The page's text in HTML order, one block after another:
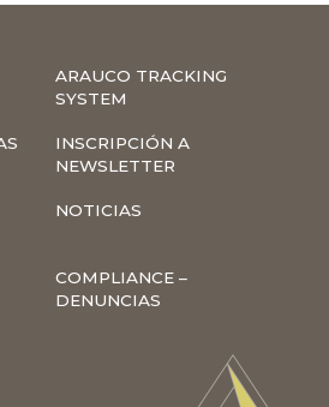
ARAUCO TRACKING
SYSTEM
INSCRIPCIÓN A
NEWSLETTER
NOTICIAS
COMPLIANCE –
DENUNCIAS